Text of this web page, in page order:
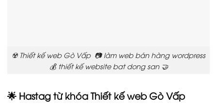
☢️ Thiết kế web Gò Vấp 📷 làm web bán hàng wordpress
💰 thiết kế website bat dong san 🤝
🌟 Hastag từ khóa Thiết kế web Gò Vấp